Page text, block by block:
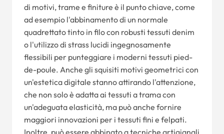
di motivi, trame e finiture è il punto chiave, come
ad esempio l'abbinamento di un normale
quadrettato tinto in filo con robusti tessuti denim
o l'utilizzo di strass lucidi ingegnosamente
flessibili per punteggiare i moderni tessuti pied-
de-poule. Anche gli squisiti motivi geometrici con
un'estetica digitale stanno attirando l'attenzione,
che non solo è adatta ai tessuti a trama con
un'adeguata elasticità, ma può anche fornire
maggiori innovazioni per i tessuti fini e felpati.
Inoltre, può essere abbinato a tecniche artigianali